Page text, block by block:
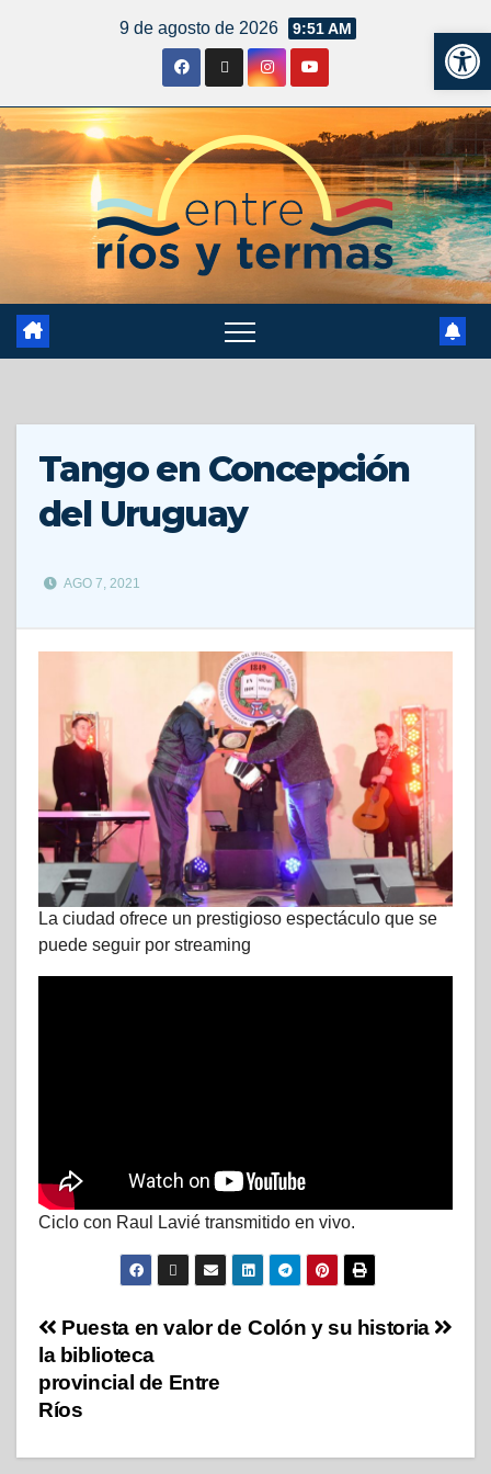
9 de agosto de 2026 9:51 AM
Tango en Concepción
del Uruguay
AGO 7, 2021
La ciudad ofrece un prestigioso espectáculo que se
puede seguir por streaming
Ciclo con Raul Lavié transmitido en vivo.
Colón y su historia
Puesta en valor de
la biblioteca
provincial de Entre
Ríos